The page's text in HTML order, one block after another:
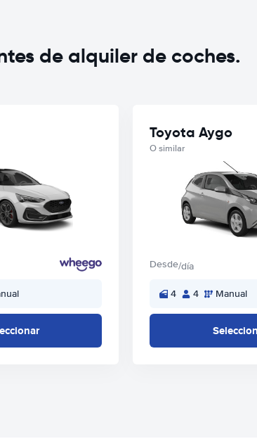
de alquiler de coches.
Toyota Aygo
O similar
Desde/día
4 4 Manual